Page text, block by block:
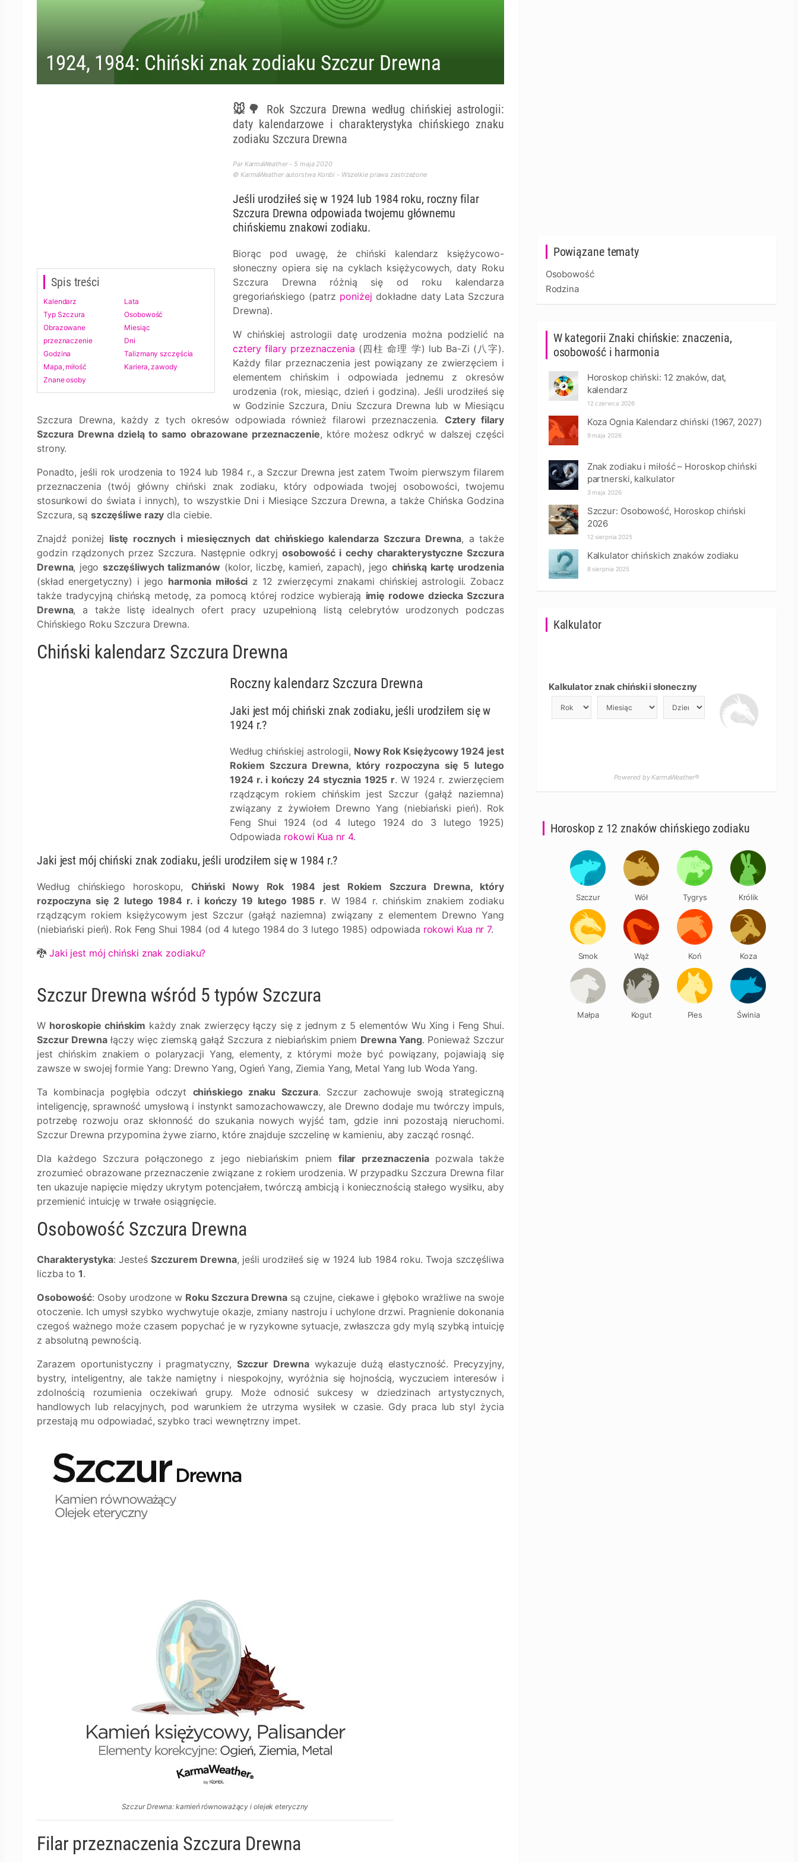
1924, 1984: Chiński znak zodiaku Szczur Drewna
Spis treści
Kalendarz
Lata
Typ Szczura
Osobowość
Obrazowane
przeznaczenie
Miesiąc
Dni
Godzina
Talizmany szczęścia
Mapa, miłość
Kariera, zawody
Znane osoby
🐭🌳 Rok Szczura Drewna według chińskiej astrologii:
daty kalendarzowe i charakterystyka chińskiego znaku
zodiaku Szczura Drewna
Par KarmaWeather - 5 maja 2020
© KarmaWeather autorstwa Konbi - Wszelkie prawa zastrzeżone
Jeśli urodziłeś się w 1924 lub 1984 roku, roczny filar
Szczura Drewna odpowiada twojemu głównemu
chińskiemu znakowi zodiaku.
Biorąc pod uwagę, że chiński kalendarz księżycowo-
słoneczny opiera się na cyklach księżycowych, daty Roku
Szczura Drewna różnią się od roku kalendarza
gregoriańskiego (patrz poniżej dokładne daty Lata Szczura
Drewna).
W chińskiej astrologii datę urodzenia można podzielić na
cztery filary przeznaczenia (四柱 命理 学) lub Ba-Zi (八字).
Każdy filar przeznaczenia jest powiązany ze zwierzęciem i
elementem chińskim i odpowiada jednemu z okresów
urodzenia (rok, miesiąc, dzień i godzina). Jeśli urodziłeś się
w Godzinie Szczura, Dniu Szczura Drewna lub w Miesiącu
Szczura Drewna, każdy z tych okresów odpowiada również filarowi przeznaczenia. Cztery filary
Szczura Drewna dzielą to samo obrazowane przeznaczenie, które możesz odkryć w dalszej części
strony.
Ponadto, jeśli rok urodzenia to 1924 lub 1984 r., a Szczur Drewna jest zatem Twoim pierwszym filarem
przeznaczenia (twój główny chiński znak zodiaku, który odpowiada twojej osobowości, twojemu
stosunkowi do świata i innych), to wszystkie Dni i Miesiące Szczura Drewna, a także Chińska Godzina
Szczura, są szczęśliwe razy dla ciebie.
Znajdź poniżej listę rocznych i miesięcznych dat chińskiego kalendarza Szczura Drewna, a także
godzin rządzonych przez Szczura. Następnie odkryj osobowość i cechy charakterystyczne Szczura
Drewna, jego szczęśliwych talizmanów (kolor, liczbę, kamień, zapach), jego chińską kartę urodzenia
(skład energetyczny) i jego harmonia miłości z 12 zwierzęcymi znakami chińskiej astrologii. Zobacz
także tradycyjną chińską metodę, za pomocą której rodzice wybierają imię rodowe dziecka Szczura
Drewna, a także listę idealnych ofert pracy uzupełnioną listą celebrytów urodzonych podczas
Chińskiego Roku Szczura Drewna.
Chiński kalendarz Szczura Drewna
Roczny kalendarz Szczura Drewna
Jaki jest mój chiński znak zodiaku, jeśli urodziłem się w
1924 r.?
Według chińskiej astrologii, Nowy Rok Księżycowy 1924 jest
Rokiem Szczura Drewna, który rozpoczyna się 5 lutego
1924 r. i kończy 24 stycznia 1925 r. W 1924 r. zwierzęciem
rządzącym rokiem chińskim jest Szczur (gałąź naziemna)
związany z żywiołem Drewno Yang (niebiański pień). Rok
Feng Shui 1924 (od 4 lutego 1924 do 3 lutego 1925)
Odpowiada rokowi Kua nr 4.
Jaki jest mój chiński znak zodiaku, jeśli urodziłem się w 1984 r.?
Według chińskiego horoskopu, Chiński Nowy Rok 1984 jest Rokiem Szczura Drewna, który
rozpoczyna się 2 lutego 1984 r. i kończy 19 lutego 1985 r. W 1984 r. chińskim znakiem zodiaku
rządzącym rokiem księżycowym jest Szczur (gałąź naziemna) związany z elementem Drewno Yang
(niebiański pień). Rok Feng Shui 1984 (od 4 lutego 1984 do 3 lutego 1985) odpowiada rokowi Kua nr 7.
🐉 Jaki jest mój chiński znak zodiaku?
Szczur Drewna wśród 5 typów Szczura
W horoskopie chińskim każdy znak zwierzęcy łączy się z jednym z 5 elementów Wu Xing i Feng Shui.
Szczur Drewna łączy więc ziemską gałąź Szczura z niebiańskim pniem Drewna Yang. Ponieważ Szczur
jest chińskim znakiem o polaryzacji Yang, elementy, z którymi może być powiązany, pojawiają się
zawsze w swojej formie Yang: Drewno Yang, Ogień Yang, Ziemia Yang, Metal Yang lub Woda Yang.
Ta kombinacja pogłębia odczyt chińskiego znaku Szczura. Szczur zachowuje swoją strategiczną
inteligencję, sprawność umysłową i instynkt samozachowawczy, ale Drewno dodaje mu twórczy impuls,
potrzebę rozwoju oraz skłonność do szukania nowych wyjść tam, gdzie inni pozostają nieruchomi.
Szczur Drewna przypomina żywe ziarno, które znajduje szczelinę w kamieniu, aby zacząć rosnąć.
Dla każdego Szczura połączonego z jego niebiańskim pniem filar przeznaczeniapozwala także
zrozumieć obrazowane przeznaczenie związane z rokiem urodzenia. W przypadku Szczura Drewna filar
ten ukazuje napięcie między ukrytym potencjałem, twórczą ambicją i koniecznością stałego wysiłku, aby
przemienić intuicję w trwałe osiągnięcie.
Osobowość Szczura Drewna
Charakterystyka: JesteśSzczurem Drewna, jeśli urodziłeś się w 1924 lub 1984 roku. Twoja szczęśliwa
liczba to1.
Osobowość: Osoby urodzone w Roku Szczura Drewna są czujne, ciekawe i głęboko wrażliwe na swoje
otoczenie. Ich umysł szybko wychwytuje okazje, zmiany nastroju i uchylone drzwi. Pragnienie dokonania
czegoś ważnego może czasem popychać je w ryzykowne sytuacje, zwłaszcza gdy mylą szybką intuicję
z absolutną pewnością.
Zarazem oportunistyczny i pragmatyczny, Szczur Drewna wykazuje dużą elastyczność. Precyzyjny,
bystry, inteligentny, ale także namiętny i niespokojny, wyróżnia się hojnością, wyczuciem interesów i
zdolnością rozumienia oczekiwań grupy. Może odnosić sukcesy w dziedzinach artystycznych,
handlowych lub relacyjnych, pod warunkiem że utrzyma wysiłek w czasie. Gdy praca lub styl życia
przestają mu odpowiadać, szybko traci wewnętrzny impet.
Szczur Drewna: kamień równoważący i olejek eteryczny
Filar przeznaczenia Szczura Drewna
Powiązane tematy
Osobowość
Rodzina
W kategorii Znaki chińskie: znaczenia,
osobowość i harmonia
Horoskop chiński: 12 znaków, dat,
kalendarz
12 czerwca 2026
Koza Ognia Kalendarz chiński (1967, 2027)
9 maja 2026
Znak zodiaku i miłość – Horoskop chiński
partnerski, kalkulator
3 maja 2026
Szczur: Osobowość, Horoskop chiński
2026
12 sierpnia 2025
Kalkulator chińskich znaków zodiaku
8 sierpnia 2025
Kalkulator
Kalkulator znak chiński i słoneczny
Powered by KarmaWeather®
Horoskop z 12 znaków chińskiego zodiaku
Szczur Wół Tygrys Królik
Smok Wąż Koń Koza
Małpa Kogut Pies Świnia